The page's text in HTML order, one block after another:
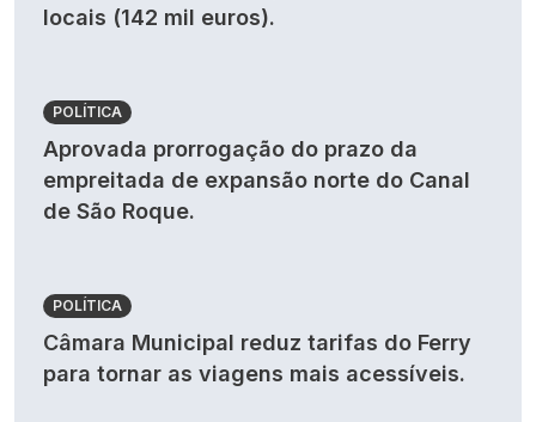
locais (142 mil euros).
POLÍTICA
Aprovada prorrogação do prazo da
empreitada de expansão norte do Canal
de São Roque.
POLÍTICA
Câmara Municipal reduz tarifas do Ferry
para tornar as viagens mais acessíveis.